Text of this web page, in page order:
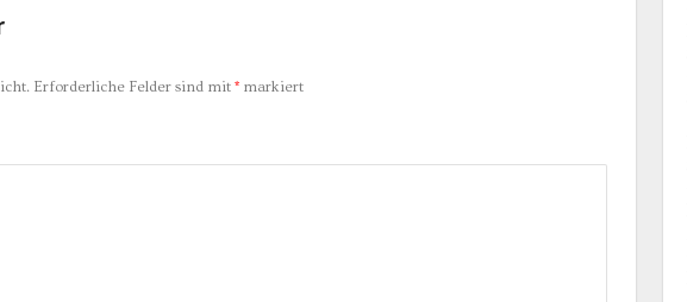
Erforderliche Felder sind mit *markiert